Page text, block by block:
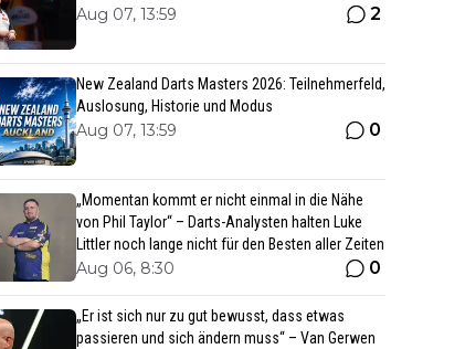
Aug 07, 13:59 2
New Zealand Darts Masters 2026: Teilnehmerfeld,
Auslosung, Historie und Modus
Aug 07, 13:59 0
„Momentan kommt er nicht einmal in die Nähe
von Phil Taylor“ – Darts-Analysten halten Luke
Littler noch lange nicht für den Besten aller Zeiten
Aug 06, 8:30 0
„Er ist sich nur zu gut bewusst, dass etwas
passieren und sich ändern muss“ – Van Gerwen